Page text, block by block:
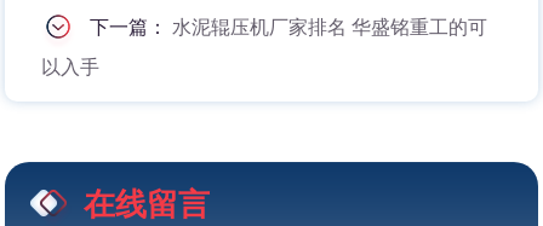
下一篇： 水泥辊压机厂家排名 华盛铭重工的可
以入手
在线留言